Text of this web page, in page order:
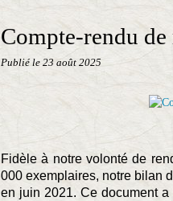
Compte-rendu
Publié le 23 août 2025
Fidèle à notre volonté de
000 exemplaires, notre bilan
en juin 2021. Ce document